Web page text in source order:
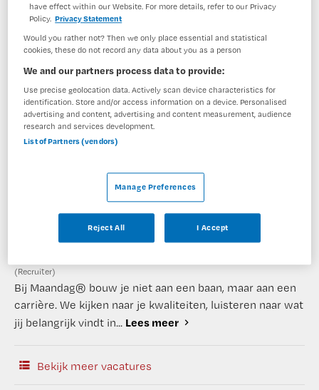
ERVARING
Ervaren
DIENSTVERBAND
Vacature niet beschikbaar
Deze vacature Verpleegkundig Specialist IHT bij
Maandag is niet meer actueel. Hieronder staan enkele
vergelijkbare vacatures die voor u wellicht interessant
zijn.
(Recruiter)
Bij Maandag® bouw je niet aan een baan, maar aan een
carrière. We kijken naar je kwaliteiten, luisteren naar wat
jij belangrijk vindt in... Lees meer
Bekijk meer vacatures
have effect within our Website. For more details, refer to our Privacy
Policy. Privacy Statement
Would you rather not? Then we only place essential and statistical
cookies, these do not record any data about you as a person
We and our partners process data to provide:
Use precise geolocation data. Actively scan device characteristics for
identification. Store and/or access information on a device. Personalised
advertising and content, advertising and content measurement, audience
research and services development.
List of Partners (vendors)
Manage Preferences
Reject All I Accept